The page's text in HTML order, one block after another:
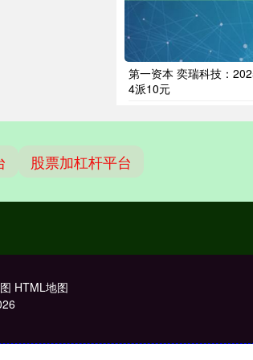
第一资本 奕瑞科技：
4派10元
股票加杠杆平台
HTML地图